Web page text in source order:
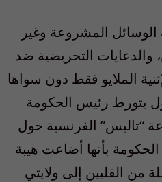
المشروعة وغير
والدعايات التحريضية ضد
الملايو فقط دون سواها
بتورط رئيس الحكومة
“تاليس” الفرنسية حول
بأنها أضاعت هيبة
من الفلبين إلى ولايتي